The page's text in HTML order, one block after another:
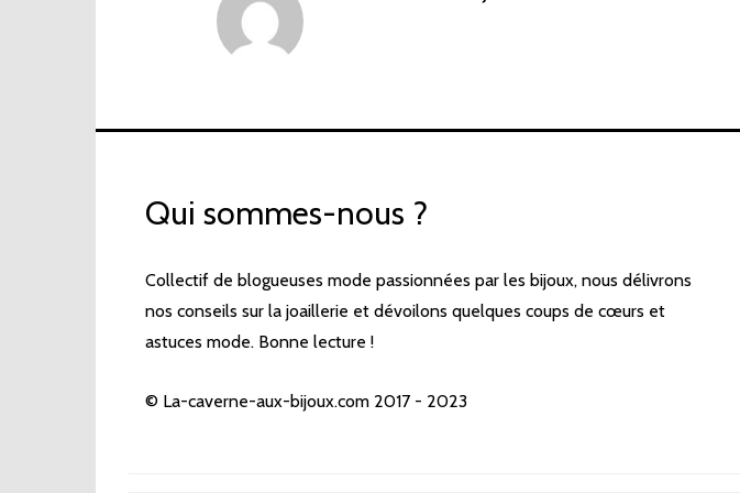
Qui sommes-nous ?
Collectif de blogueuses mode passionnées par les bijoux, nous délivrons
nos conseils sur la joaillerie et dévoilons quelques coups de cœurs et
astuces mode. Bonne lecture !
© La-caverne-aux-bijoux.com 2017 - 2023